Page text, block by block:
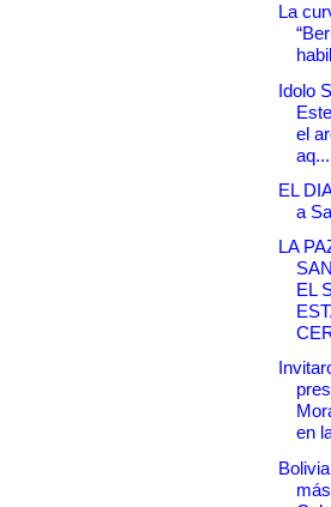
La
Idolo
el
aq...
EL
a
LA
EL
en